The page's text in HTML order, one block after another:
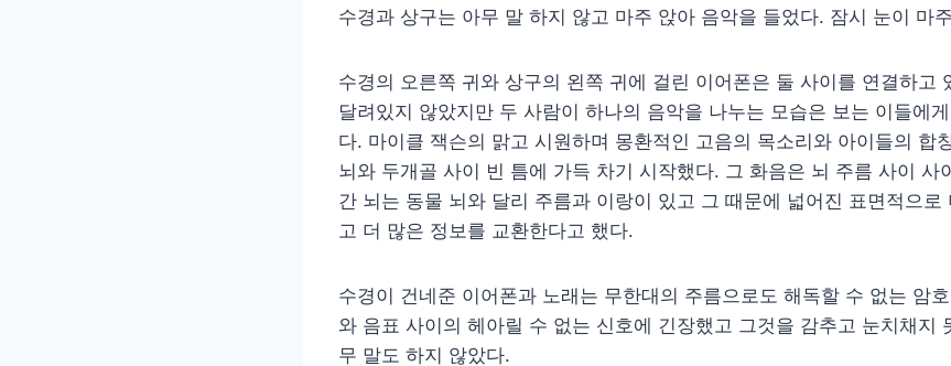
수경과 상구는 아무 말 하지 않고 마주 앉아 음악을 들었다. 잠시 눈이 마
수경의 오른쪽 귀와 상구의 왼쪽 귀에 걸린 이어폰은 둘 사이를 연결하고
달려있지 않았지만 두 사람이 하나의 음악을 나누는 모습은 보는 이들에
다. 마이클 잭슨의 맑고 시원하며 몽환적인 고음의 목소리와 아이들의 합
뇌와 두개골 사이 빈 틈에 가득 차기 시작했다. 그 화음은 뇌 주름 사이 사
간 뇌는 동물 뇌와 달리 주름과 이랑이 있고 그 때문에 넓어진 표면적으로
고 더 많은 정보를 교환한다고 했다.
수경이 건네준 이어폰과 노래는 무한대의 주름으로도 해독할 수 없는 암
와 음표 사이의 헤아릴 수 없는 신호에 긴장했고 그것을 감추고 눈치채지
무 말도 하지 않았다.